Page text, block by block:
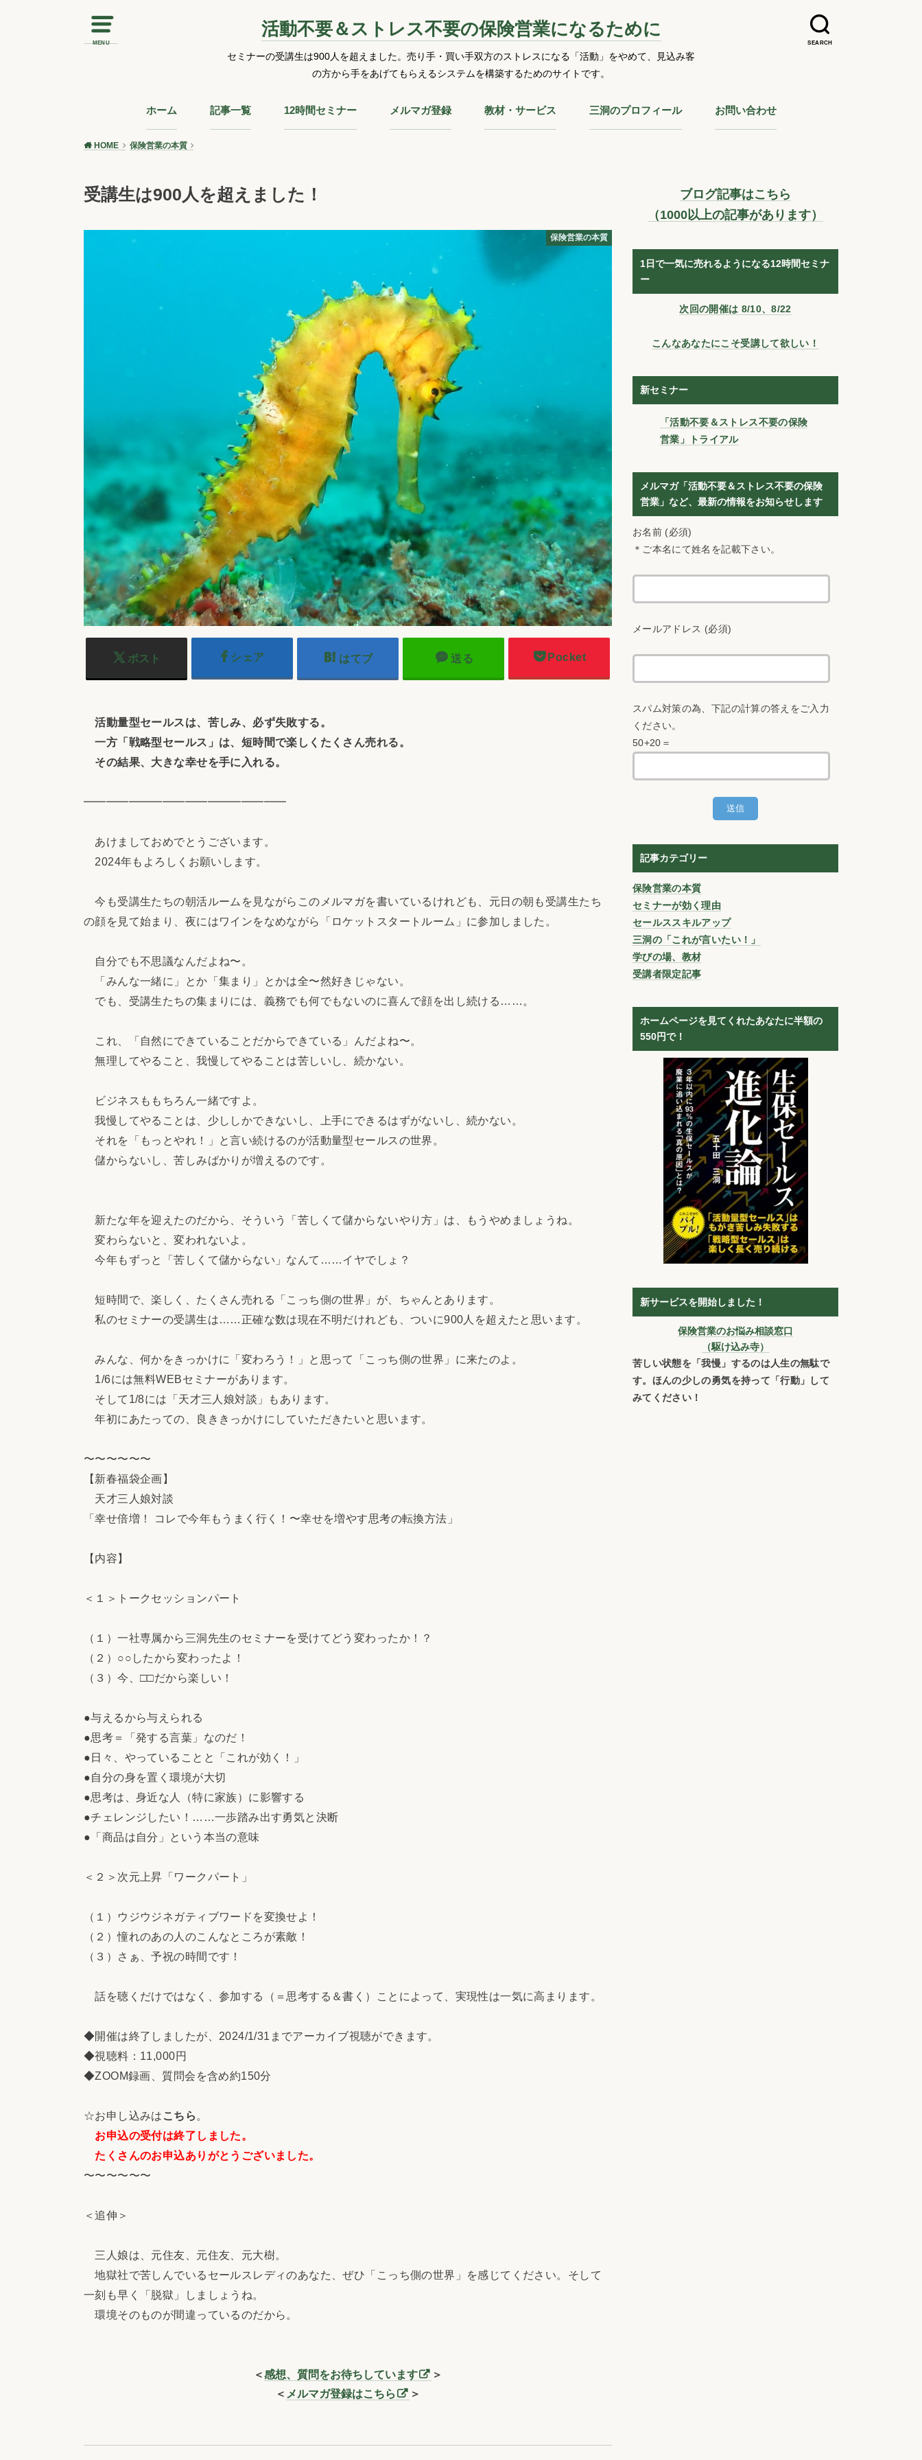
MENU SEARCH
活動不要＆ストレス不要の保険営業になるために
セミナーの受講生は900人を超えました。売り手・買い手双方のストレスになる「活動」をやめて、見込み客
の方から手をあげてもらえるシステムを構築するためのサイトです。
ホーム 記事一覧 12時間セミナー メルマガ登録 教材・サービス 三洞のプロフィール お問い合わせ
HOME 保険営業の本質
受講生は900人を超えました！
保険営業の本質
ポスト シェア はてブ 送る Pocket
活動量型セールスは、苦しみ、必ず失敗する。
一方「戦略型セールス」は、短時間で楽しくたくさん売れる。
その結果、大きな幸せを手に入れる。
━━━━━━━━━━━━━━━━━━
あけましておめでとうございます。
2024年もよろしくお願いします。
今も受講生たちの朝活ルームを見ながらこのメルマガを書いているけれども、元日の朝も受講生たち
の顔を見て始まり、夜にはワインをなめながら「ロケットスタートルーム」に参加しました。
自分でも不思議なんだよね〜。
「みんな一緒に」とか「集まり」とかは全〜然好きじゃない。
でも、受講生たちの集まりには、義務でも何でもないのに喜んで顔を出し続ける……。
これ、「自然にできていることだからできている」んだよね〜。
無理してやること、我慢してやることは苦しいし、続かない。
ビジネスももちろん一緒ですよ。
我慢してやることは、少ししかできないし、上手にできるはずがないし、続かない。
それを「もっとやれ！」と言い続けるのが活動量型セールスの世界。
儲からないし、苦しみばかりが増えるのです。
新たな年を迎えたのだから、そういう「苦しくて儲からないやり方」は、もうやめましょうね。
変わらないと、変われないよ。
今年もずっと「苦しくて儲からない」なんて……イヤでしょ？
短時間で、楽しく、たくさん売れる「こっち側の世界」が、ちゃんとあります。
私のセミナーの受講生は……正確な数は現在不明だけれども、ついに900人を超えたと思います。
みんな、何かをきっかけに「変わろう！」と思って「こっち側の世界」に来たのよ。
1/6には無料WEBセミナーがあります。
そして1/8には「天才三人娘対談」もあります。
年初にあたっての、良ききっかけにしていただきたいと思います。
〜〜〜〜〜〜
【新春福袋企画】
天才三人娘対談
「幸せ倍増！ コレで今年もうまく行く！〜幸せを増やす思考の転換方法」
【内容】
＜１＞トークセッションパート
（１）一社専属から三洞先生のセミナーを受けてどう変わったか！？
（２）○○したから変わったよ！
（３）今、□□だから楽しい！
●与えるから与えられる
●思考＝「発する言葉」なのだ！
●日々、やっていることと「これが効く！」
●自分の身を置く環境が大切
●思考は、身近な人（特に家族）に影響する
●チェレンジしたい！……一歩踏み出す勇気と決断
●「商品は自分」という本当の意味
＜２＞次元上昇「ワークパート」
（１）ウジウジネガティブワードを変換せよ！
（２）憧れのあの人のこんなところが素敵！
（３）さぁ、予祝の時間です！
話を聴くだけではなく、参加する（＝思考する＆書く）ことによって、実現性は一気に高まります。
◆開催は終了しましたが、2024/1/31までアーカイブ視聴ができます。
◆視聴料：11,000円
◆ZOOM録画、質問会を含め約150分
☆お申し込みは こちら 。
お申込の受付は終了しました。
たくさんのお申込ありがとうございました。
〜〜〜〜〜〜
＜追伸＞
三人娘は、元住友、元住友、元大樹。
地獄社で苦しんでいるセールスレディのあなた、ぜひ「こっち側の世界」を感じてください。そして
一刻も早く「脱獄」しましょうね。
環境そのものが間違っているのだから。
＜感想、質問をお待ちしています
＞
＜ メルマガ登録はこちら ＞
ブログ記事はこちら
（1000以上の記事があります）
1日で一気に売れるようになる12時間セミナ
ー
次回の開催は 8/10、8/22
こんなあなたにこそ受講して欲しい！
新セミナー
「活動不要＆ストレス不要の保険
営業」トライアル
メルマガ「活動不要＆ストレス不要の保険
営業」など、最新の情報をお知らせします
お名前 (必須)
＊ご本名にて姓名を記載下さい。
メールアドレス (必須)
スパム対策の為、下記の計算の答えをご入力
ください。
50+20＝
記事カテゴリー
保険営業の本質
セミナーが効く理由
セールススキルアップ
三洞の「これが言いたい！」
学びの場、教材
受講者限定記事
ホームページを見てくれたあなたに半額の
550円で！
新サービスを開始しました！
保険営業のお悩み相談窓口
（駆け込み寺）
苦しい状態を「我慢」するのは人生の無駄で
す。ほんの少しの勇気を持って「行動」して
みてください！